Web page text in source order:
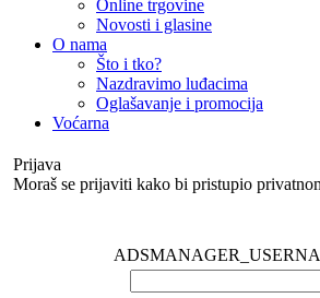
Online trgovine
Novosti i glasine
O nama
Što i tko?
Nazdravimo luđacima
Oglašavanje i promocija
Voćarna
Prijava
Moraš se prijaviti kako bi pristupio